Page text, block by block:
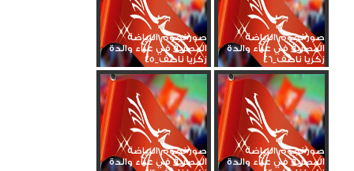
صور نجوم الرياضة
المصرية في عزاء والدة
زكريا ناصف_46
صور نجوم الرياضة
المصرية في عزاء والدة
زكريا ناصف_45
صور نجوم الرياضة
المصرية في عزاء والدة
صور نجوم الرياضة
المصرية في عزاء والدة